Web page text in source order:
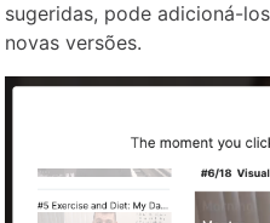
sugeridas, pode adicioná-
novas versões.